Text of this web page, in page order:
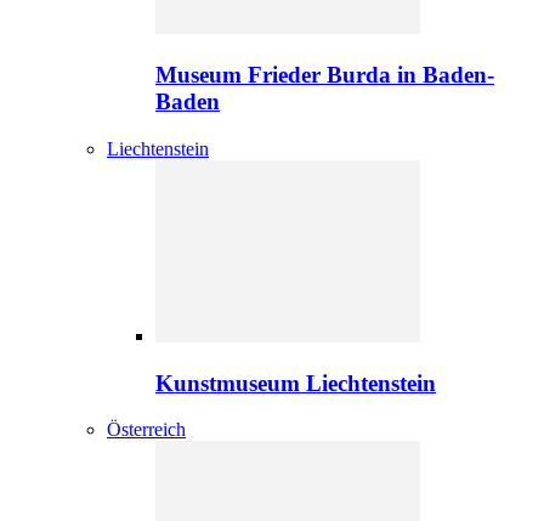
Museum Frieder Burda in Baden-
Baden
Liechtenstein
Kunstmuseum Liechtenstein
Österreich